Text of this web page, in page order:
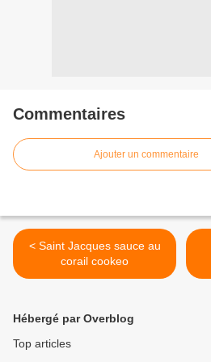
Commentaires
Ajouter un commentaire
< Saint Jacques sauce au
corail cookeo
Hébergé par Overblog
Top articles